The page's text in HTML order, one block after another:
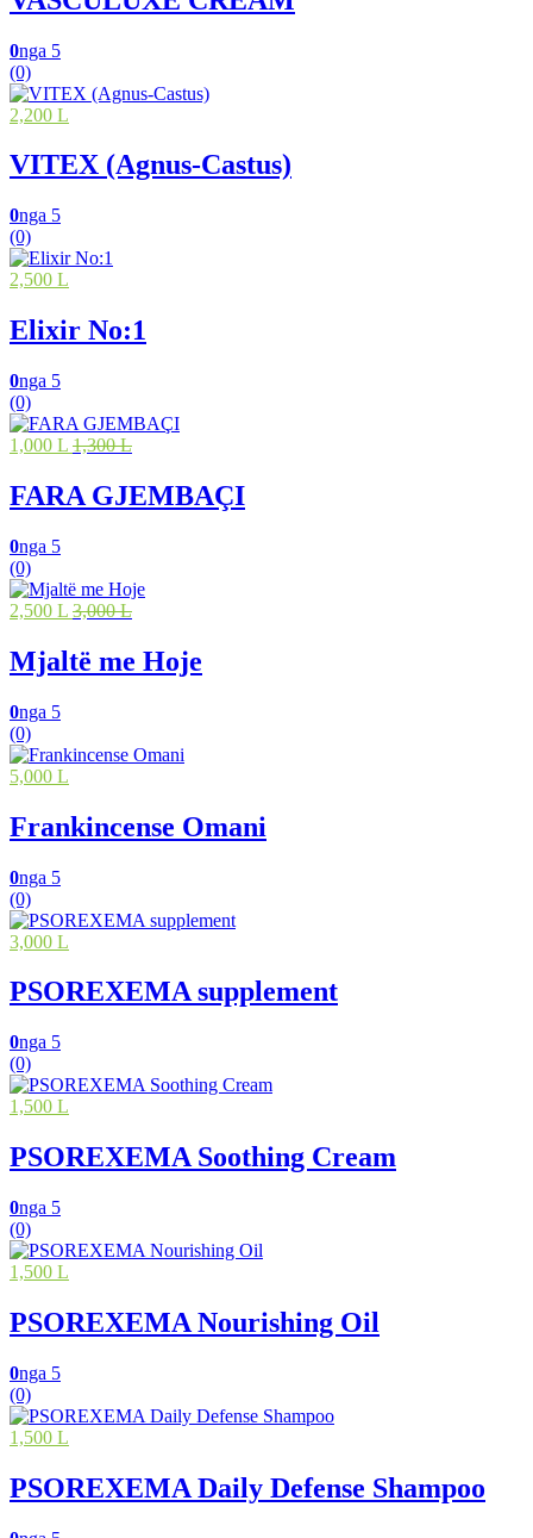
0nga 5
(0)
2,200 L
VITEX (Agnus-Castus)
0nga 5
(0)
2,500 L
Elixir No:1
0nga 5
(0)
1,000 L 1,300 L
FARA GJEMBAÇI
0nga 5
(0)
2,500 L 3,000 L
Mjaltë me Hoje
0nga 5
(0)
5,000 L
Frankincense Omani
0nga 5
(0)
3,000 L
PSOREXEMA supplement
0nga 5
(0)
1,500 L
PSOREXEMA Soothing Cream
0nga 5
(0)
1,500 L
PSOREXEMA Nourishing Oil
0nga 5
(0)
1,500 L
PSOREXEMA Daily Defense Shampoo